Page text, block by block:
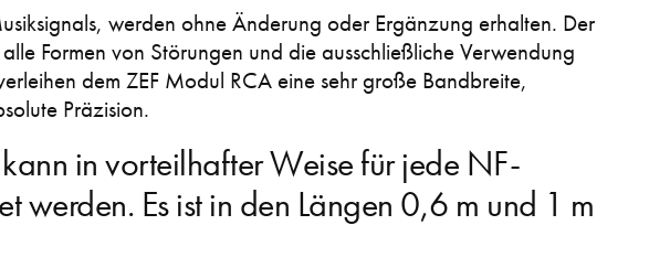
werden ohne Änderung oder Ergänzung erhalten. Der
Formen von Störungen und die ausschließliche Verwendung
dem ZEF Modul RCA eine sehr große Bandbreite,
Präzision.
in vorteilhafter Weise für jede NF-
werden. Es ist in den Längen 0,6 m und 1 m